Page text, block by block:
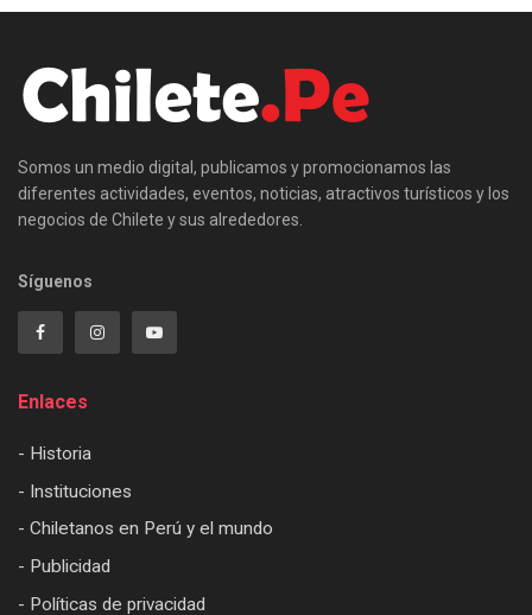
Somos un medio digital, publicamos y promocionamos las
diferentes actividades, eventos, noticias, atractivos turísticos y los
negocios de Chilete y sus alrededores.
Síguenos
Enlaces
- Historia
- Instituciones
- Chiletanos en Perú y el mundo
- Publicidad
- Políticas de privacidad